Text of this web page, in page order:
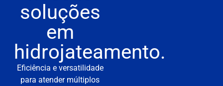
soluções
em
hidrojateamento.
Eficiência e versatilidade
para atender múltiplos